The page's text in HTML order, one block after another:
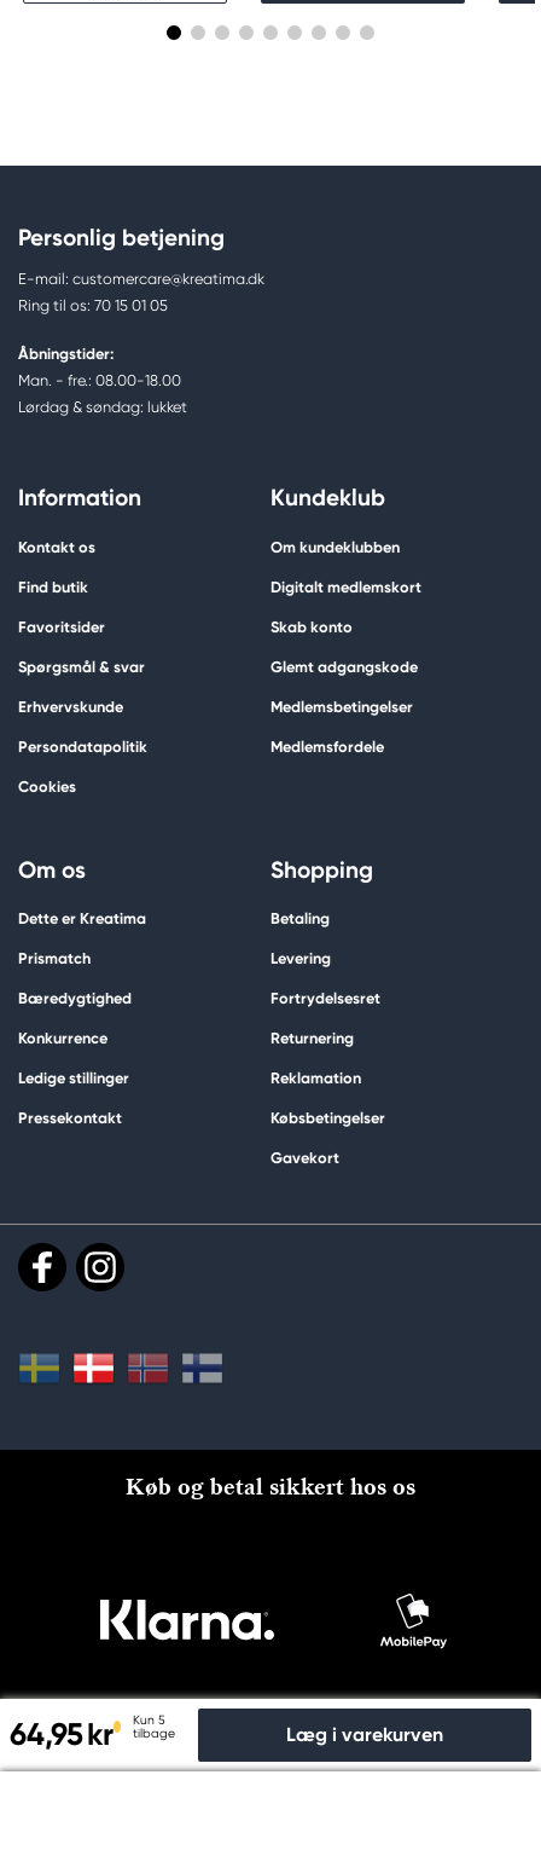
64,95 kr
Kun 5
tilbage
Læg i varekurven
Personlig betjening
E-mail: customercare@kreatima.dk
Ring til os: 70 15 01 05
Åbningstider:
Man. - fre.: 08.00-18.00
Lørdag & søndag: lukket
Information
Kontakt os
Find butik
Favoritsider
Spørgsmål & svar
Erhvervskunde
Persondatapolitik
Cookies
Kundeklub
Om kundeklubben
Digitalt medlemskort
Skab konto
Glemt adgangskode
Medlemsbetingelser
Medlemsfordele
Om os
Dette er Kreatima
Prismatch
Bæredygtighed
Konkurrence
Ledige stillinger
Pressekontakt
Shopping
Betaling
Levering
Fortrydelsesret
Returnering
Reklamation
Købsbetingelser
Gavekort
Køb og betal sikkert hos os